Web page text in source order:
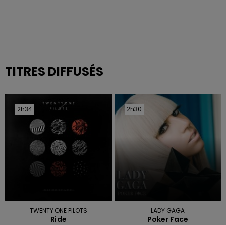
TITRES DIFFUSÉS
2h34
2h34
TWENTY ONE PILOTS
Ride
2h30
2h30
LADY GAGA
Poker Face